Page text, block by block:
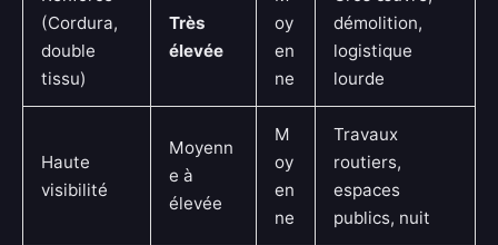
(Cordura,
double
tissu)
Très
élevée
oy
en
ne
démolition,
logistique
lourde
Haute
visibilité
Moyenn
e à
élevée
M
oy
en
ne
Travaux
routiers,
espaces
publics, nuit